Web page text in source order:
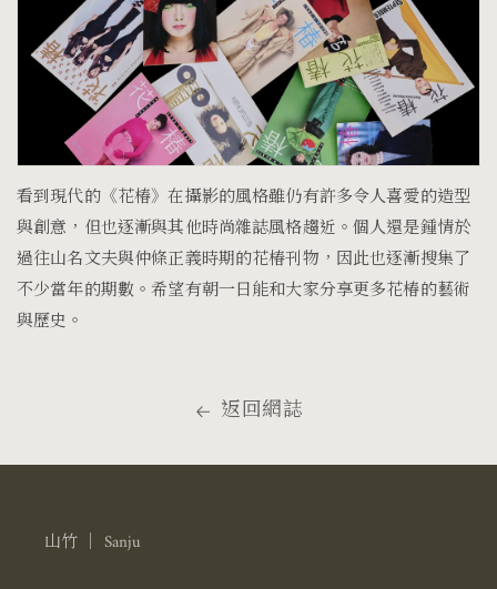
看到現代的《花椿》在攝影的風格雖仍有許多令人喜愛的造型
與創意，但也逐漸與其他時尚雜誌風格趨近。個人還是鍾情於
過往山名文夫與仲條正義時期的花椿刊物，因此也逐漸搜集了
不少當年的期數。希望有朝一日能和大家分享更多花椿的藝術
與歷史。
返回網誌
山竹 ｜ Sanju